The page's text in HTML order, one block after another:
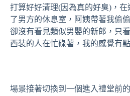
打算好好清理(因為真的好臭)，在
了男方的休息室，阿姨帶著我偷
卻沒有看見類似男嬰的新郎，只
西裝的人在忙碌著，我的感覺有
場景接著切換到一個進入禮堂前